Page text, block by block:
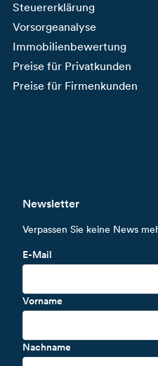
Steuererklärung
Vorsorgeanalyse
Immobilienbewertung
Preise für Privatkunden
Preise für Firmenkunden
Newsletter
Verpassen Sie keine News
E-Mail
Vorname
Nachname